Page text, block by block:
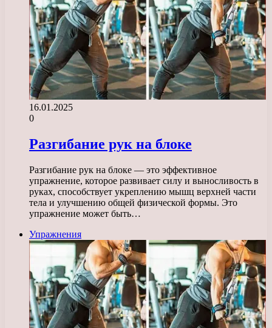
16.01.2025
0
Разгибание рук на блоке
Разгибание рук на блоке — это эффективное
упражнение, которое развивает силу и выносливость в
руках, способствует укреплению мышц верхней части
тела и улучшению общей физической формы. Это
упражнение может быть…
Упражнения